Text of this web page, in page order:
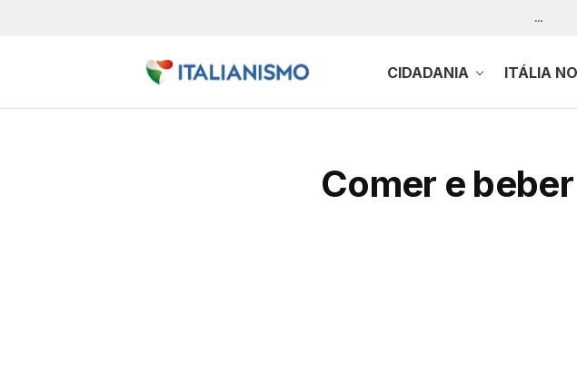
…
CIDADANIA ITÁLIA
Comer e beber